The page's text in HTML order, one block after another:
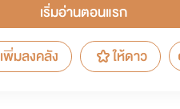
เริ่มอ่านตอนแรก
เพิ่มลงคลัง
ให้ดาว